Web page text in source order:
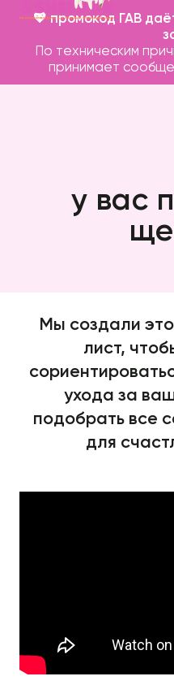
💖 промокод ГАВ
По техническим
принимает
у вас
Мы создали
лист,
ухода за
подобрать все
для
О нас
Контакты